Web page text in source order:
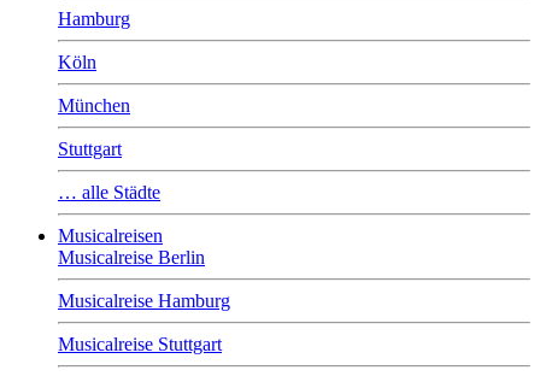
Hamburg
Köln
München
Stuttgart
… alle Städte
Musicalreisen
Musicalreise Berlin
Musicalreise Hamburg
Musicalreise Stuttgart